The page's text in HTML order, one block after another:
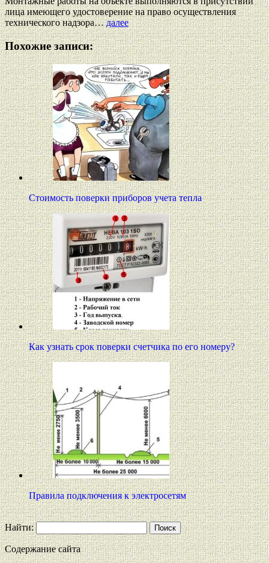
лица имеющего удостоверение на право осуществления
технического надзора…далее
Похожие записи:
Стоимость поверки приборов учета тепла
Как узнать срок поверки счетчика по его номеру?
Правила подключения к электросетям
Найти:
Содержание сайта